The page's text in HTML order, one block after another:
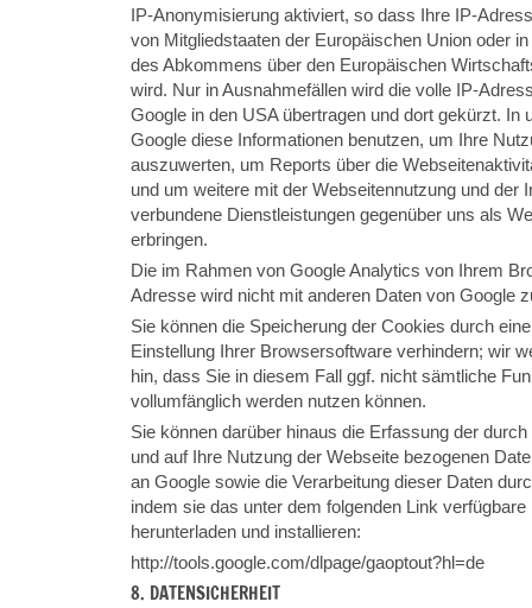
IP-Anonymisierung aktiviert, so dass Ihre IP-
von Mitgliedstaaten der Europäischen Union oder
des Abkommens über den Europäischen
wird. Nur in Ausnahmefällen wird die volle IP-
Google in den USA übertragen und dort gekürzt. In
Google diese Informationen benutzen, um Ihre
auszuwerten, um Reports über die
und um weitere mit der Webseitennutzung und der
verbundene Dienstleistungen gegenüber uns als
erbringen.
Die im Rahmen von Google Analytics von Ihrem
Adresse wird nicht mit anderen Daten von Google
Sie können die Speicherung der Cookies durch
Einstellung Ihrer Browsersoftware verhindern; wir
hin, dass Sie in diesem Fall ggf. nicht sämtliche
vollumfänglich werden nutzen können.
Sie können darüber hinaus die Erfassung der
und auf Ihre Nutzung der Webseite bezogenen
an Google sowie die Verarbeitung dieser Daten
indem sie das unter dem folgenden Link
herunterladen und installieren:
http://tools.google.com/dlpage/gaoptout?hl=de
8. DATENSICHERHEIT